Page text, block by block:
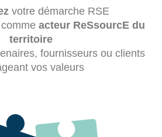
votre démarche RSE
acteur ReSsourcE du
territoire
fournisseurs ou clients
vos valeurs